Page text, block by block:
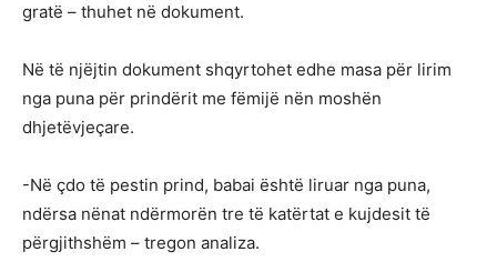
gratë – thuhet në dokument.
Në të njëjtin dokument shqyrtohet edhe masa për lirim
nga puna për prindërit me fëmijë nën moshën
dhjetëvjeçare.
-Në çdo të pestin prind, babai është liruar nga puna,
ndërsa nënat ndërmorën tre të katërtat e kujdesit të
përgjithshëm – tregon analiza.